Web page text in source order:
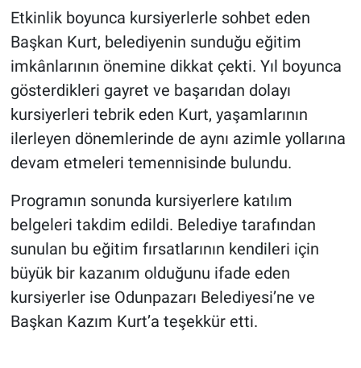
Etkinlik boyunca kursiyerlerle sohbet eden
Başkan Kurt, belediyenin sunduğu eğitim
imkânlarının önemine dikkat çekti. Yıl boyunca
gösterdikleri gayret ve başarıdan dolayı
kursiyerleri tebrik eden Kurt, yaşamlarının
ilerleyen dönemlerinde de aynı azimle yollarına
devam etmeleri temennisinde bulundu.
Programın sonunda kursiyerlere katılım
belgeleri takdim edildi. Belediye tarafından
sunulan bu eğitim fırsatlarının kendileri için
büyük bir kazanım olduğunu ifade eden
kursiyerler ise Odunpazarı Belediyesi’ne ve
Başkan Kazım Kurt’a teşekkür etti.